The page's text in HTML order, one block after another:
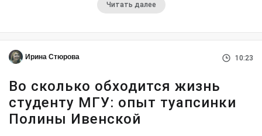
Читать далее
Ирина Стюрова 10:23
Во сколько обходится жизнь
студенту МГУ: опыт туапсинки
Полины Ивенской